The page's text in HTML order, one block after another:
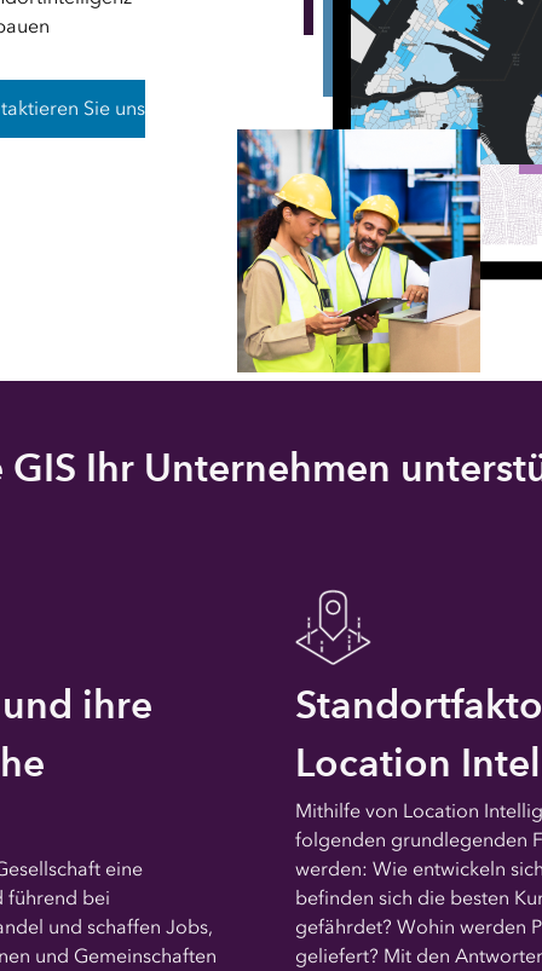
Alle Produkte
Visualisierung und
von Rasterdaten
mit ArcGIS Image Analyst
Sie uns
GIS Ihr Unternehmen
ihre
eine
führend bei
und schaffen Jobs,
und Gemeinschaften
Location
Mithilfe von Location
folgenden grundlegenden
werden: Wie entwickeln
befinden sich die besten
gefährdet? Wohin werden
geliefert? Mit den